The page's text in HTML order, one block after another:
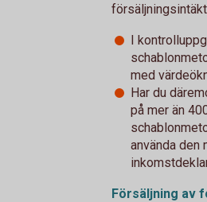
I
med
Har du
på mer än
använda den
Försäljning av